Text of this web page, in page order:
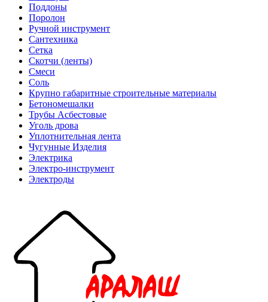
Поддоны
Поролон
Ручной инструмент
Сантехника
Сетка
Скотчи (ленты)
Смеси
Соль
Крупно габаритные строительные материалы
Бетономешалки
Трубы Асбестовые
Уголь дрова
Уплотнительная лента
Чугунные Изделия
Электрика
Электро-инструмент
Электроды